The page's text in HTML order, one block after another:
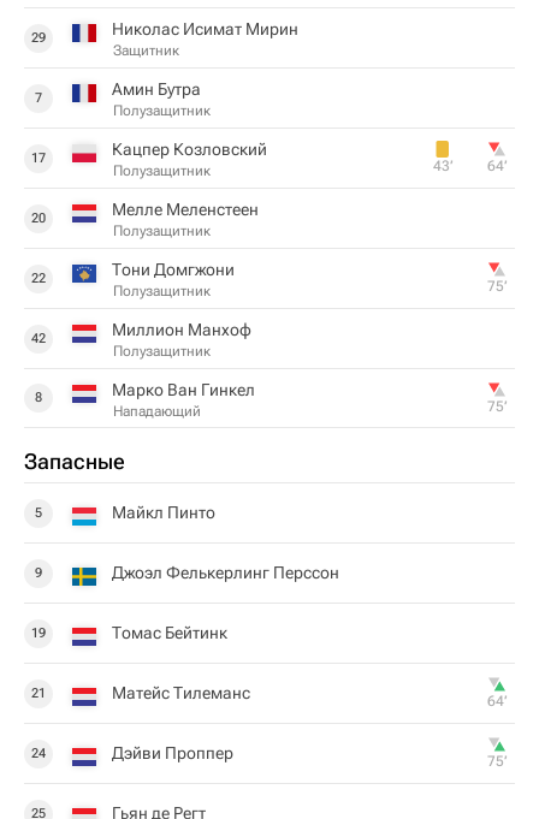
29 Николас Исимат Мирин
Защитник
7 Амин Бутра
Полузащитник
17 Кацпер Козловский
Полузащитник 43‎’‎ 64‎’‎
20 Мелле Меленстеен
Полузащитник
22 Тони Домгжони
Полузащитник 75‎’‎
42 Миллион Манхоф
Полузащитник
8 Марко Ван Гинкел
Нападающий 75‎’‎
Запасные
5 Майкл Пинто
9 Джоэл Фелькерлинг Перссон
19 Томас Бейтинк
21 Матейс Тилеманс 64‎’‎
24 Дэйви Проппер 75‎’‎
25 Гьян де Регт